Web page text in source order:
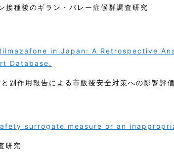
種後のギラン・バレー症候群調査研究
in Japan: A Retrospective
Database.
副作用報告による市販後安全対策への影響評価
surrogate measure or an
研究